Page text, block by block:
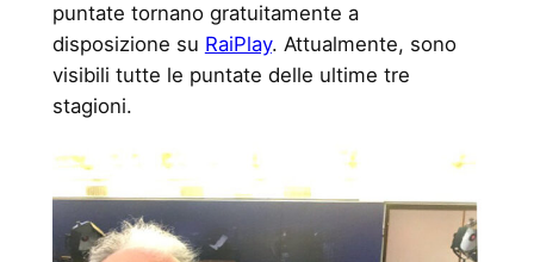
puntate tornano gratuitamente a
disposizione su RaiPlay. Attualmente, sono
visibili tutte le puntate delle ultime tre
stagioni.